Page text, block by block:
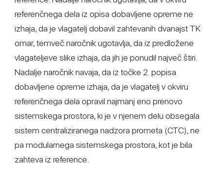
referenčnega dela iz opisa dobavljene opreme ne
izhaja, da je vlagatelj dobavil zahtevanih dvanajst TK
omar, temveč naročnik ugotavlja, da iz predložene
vlagateljeve slike izhaja, da jih je ponudil največ štiri.
Nadalje naročnik navaja, da iz točke 2. popisa
dobavljene opreme izhaja, da je vlagatelj v okviru
referenčnega dela opravil najmanj eno prenovo
sistemskega prostora, ki je v njenem delu obsegala
sistem centraliziranega nadzora prometa (CTC), ne
pa modularnega sistemskega prostora, kot je bila
zahteva iz reference.